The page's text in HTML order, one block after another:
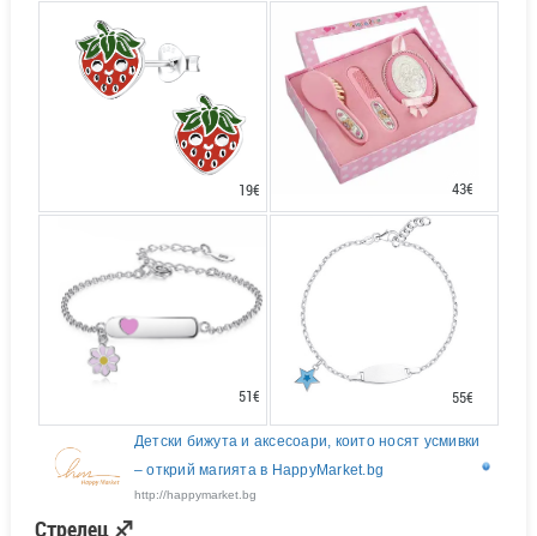
19€ 43€
51€ 55€
Детски бижута и аксесоари, които носят усмивки
– открий магията в HappyMarket.bg
http://happymarket.bg
Стрелец ♐